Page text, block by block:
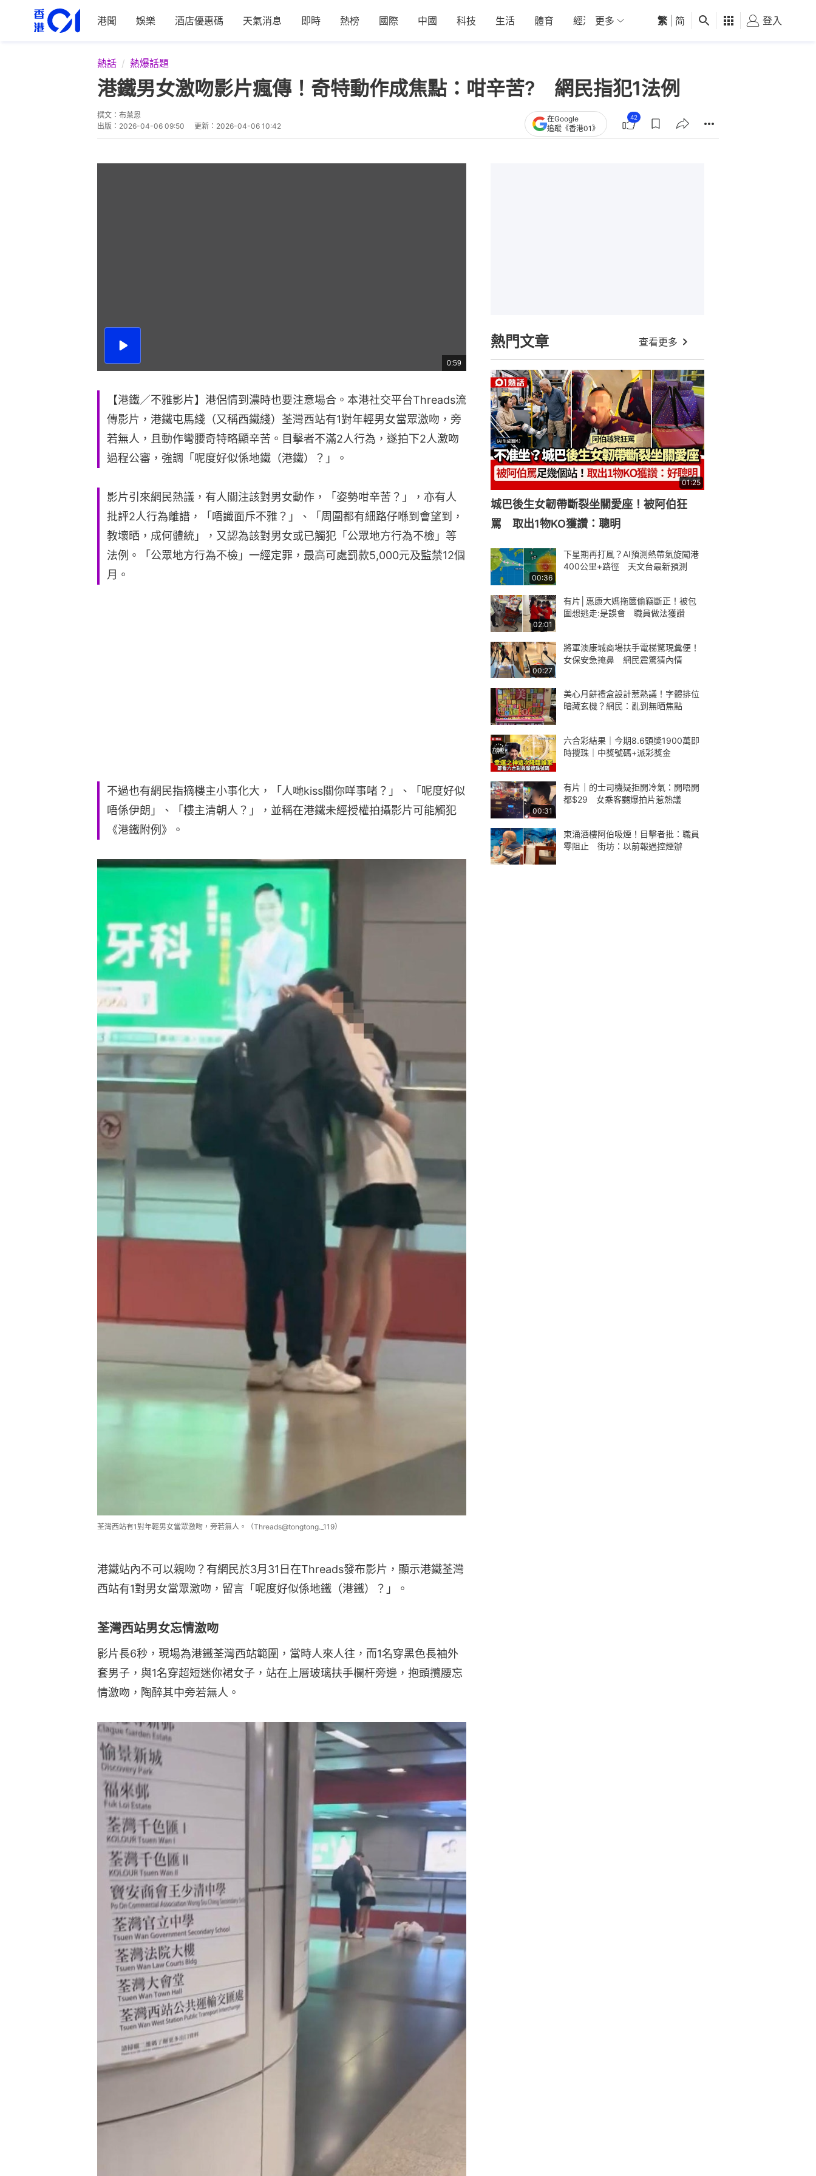
港聞 娛樂 酒店優惠碼 天氣消息 即時 熱榜 國際 中國 科技 生活 體育 經濟 01深圳 觀點 健康 好食玩飛
更多 繁 简 登入
熱話 熱爆話題
港鐵男女激吻影片瘋傳！奇特動作成焦點：咁辛苦? 網民指犯1法例
撰文： 布萊恩
出版： 2026-04-06 09:50 更新： 2026-04-06 10:42
在Google
追蹤《香港01》
42
播
總
共
0:59
【港鐵／不雅影片】港侶情到濃時也要注意場合。本港社交平台Threads流
傳影片，港鐵屯馬綫（又稱西鐵綫）荃灣西站有1對年輕男女當眾激吻，旁
若無人，且動作彎腰奇特略顯辛苦。目擊者不滿2人行為，遂拍下2人激吻
過程公審，強調「呢度好似係地鐵（港鐵）？」。
影片引來網民熱議，有人關注該對男女動作，「姿勢咁辛苦？」，亦有人
批評2人行為離譜，「唔識面斥不雅？」、「周圍都有細路仔喺到會望到，
教壞晒，成何體統」，又認為該對男女或已觸犯「公眾地方行為不檢」等
法例。「公眾地方行為不檢」一經定罪，最高可處罰款5,000元及監禁12個
月。
不過也有網民指摘樓主小事化大，「人哋kiss關你咩事啫？」、「呢度好似
唔係伊朗」、「樓主清朝人？」，並稱在港鐵未經授權拍攝影片可能觸犯
《港鐵附例》。
荃灣西站有1對年輕男女當眾激吻，旁若無人。（Threads@tongtong._119）
港鐵站內不可以親吻？有網民於3月31日在Threads發布影片，顯示港鐵荃灣
西站有1對男女當眾激吻，留言「呢度好似係地鐵（港鐵）？」。
荃灣西站男女忘情激吻
影片長6秒，現場為港鐵荃灣西站範圍，當時人來人往，而1名穿黑色長袖外
套男子，與1名穿超短迷你裙女子，站在上層玻璃扶手欄杆旁邊，抱頭攬腰忘
情激吻，陶醉其中旁若無人。
熱門文章 查看更多
01:25
城巴後生女韌帶斷裂坐關愛座！被阿伯狂
罵 取出1物KO獲讚：聰明
00:36
下星期再打風？AI預測熱帶氣旋闖港
400公里+路徑 天文台最新預測
02:01
有片│惠康大媽拖篋偷竊斷正！被包
圍想逃走:是誤會 職員做法獲讚
00:27
將軍澳康城商場扶手電梯驚現糞便！
女保安急掩鼻 網民震驚猜內情
美心月餅禮盒設計惹熱議！字體排位
暗藏玄機？網民：亂到無晒焦點
六合彩結果｜今期8.6頭獎1900萬即
時攪珠｜中獎號碼+派彩獎金
00:31
有片｜的士司機疑拒開冷氣：開唔開
都$29 女乘客嬲爆拍片惹熱議
東涌酒樓阿伯吸煙！目擊者批：職員
零阻止 街坊：以前報過控煙辦